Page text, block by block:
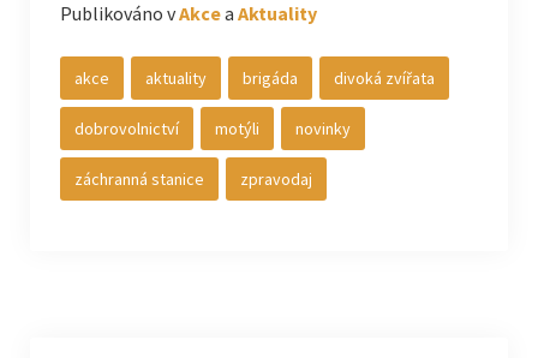
Publikováno vAkcea Aktuality
akce aktuality brigáda divoká zvířata
dobrovolnictví motýli novinky
záchranná stanice zpravodaj